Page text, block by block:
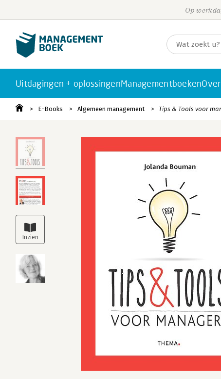
Op
Uitdagingen + oplossingenManagementboeken
E-Books Algemeen management Tips & Tools voor